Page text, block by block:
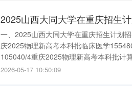
2025山西大同大学在重庆招生
一、2025山西大同大学在重庆招生计划
庆2025物理新高考本科批临床医学
105040/4重庆2025物理新高考本科批计
言文学（师范类）55040/4重庆2025历史
2026-05-17 10:50:09